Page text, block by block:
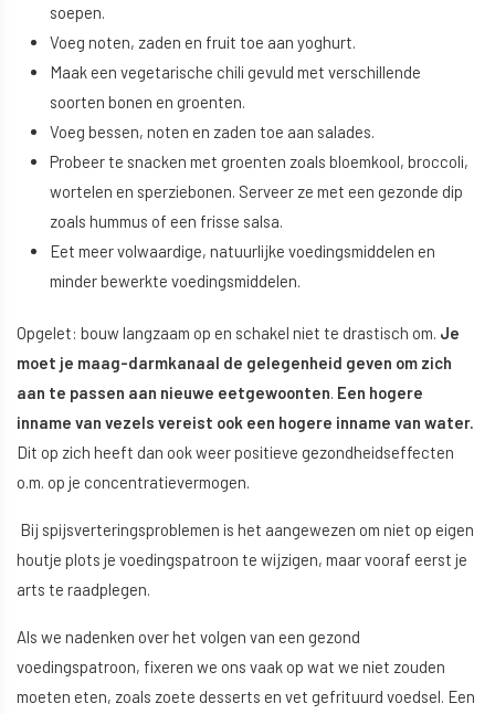
soepen.
Voeg noten, zaden en fruit toe aan yoghurt.
Maak een vegetarische chili gevuld met verschillende
soorten bonen en groenten.
Voeg bessen, noten en zaden toe aan salades.
Probeer te snacken met groenten zoals bloemkool, broccoli,
wortelen en sperziebonen. Serveer ze met een gezonde dip
zoals hummus of een frisse salsa.
Eet meer volwaardige, natuurlijke voedingsmiddelen en
minder bewerkte voedingsmiddelen.
Opgelet: bouw langzaam op en schakel niet te drastisch om. Je
moet je maag-darmkanaal de gelegenheid geven om zich
aan te passen aan nieuwe eetgewoonten. Een hogere
inname van vezels vereist ook een hogere inname van water.
Dit op zich heeft dan ook weer positieve gezondheidseffecten
o.m. op je concentratievermogen.
Bij spijsverteringsproblemen is het aangewezen om niet op eigen
houtje plots je voedingspatroon te wijzigen, maar vooraf eerst je
arts te raadplegen.
Als we nadenken over het volgen van een gezond
voedingspatroon, fixeren we ons vaak op wat we niet zouden
moeten eten, zoals zoete desserts en vet gefrituurd voedsel. Een